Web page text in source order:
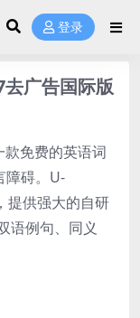
登录
广告国际版
免费的英语词
障碍。U-
提供强大的自研
语例句、同义